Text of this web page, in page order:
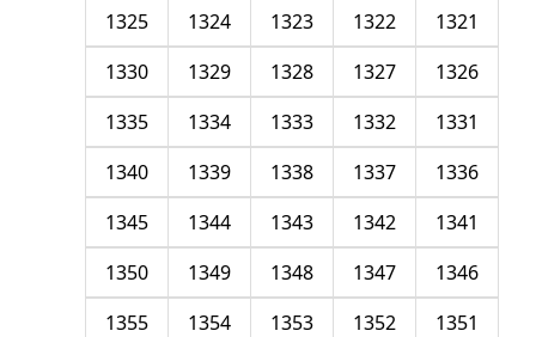
1321
1322
1323
1324
1325
1326
1327
1328
1329
1330
1331
1332
1333
1334
1335
1336
1337
1338
1339
1340
1341
1342
1343
1344
1345
1346
1347
1348
1349
1350
1351
1352
1353
1354
1355